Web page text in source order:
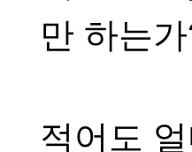
만 하는가
적어도